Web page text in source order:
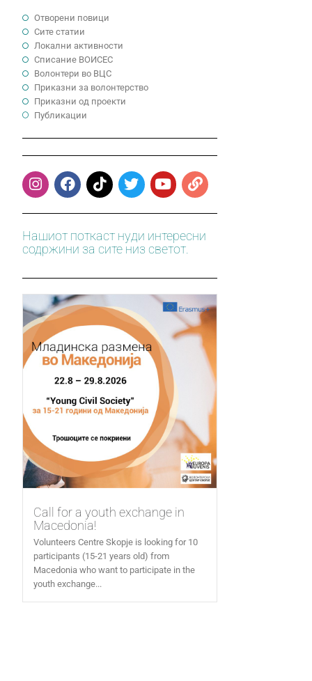
Отворени повици
Сите статии
Локални активности
Cписание ВОИСЕС
Волонтери во ВЦС
Приказни за волонтерство
Приказни од проекти
Публикации
Нашиот поткаст нуди интересни
содржини за сите низ светот.
Call for a youth exchange in
Macedonia!
Volunteers Centre Skopje is looking for 10
participants (15-21 years old) from
Macedonia who want to participate in the
youth exchange...